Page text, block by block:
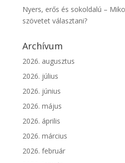
Nyers, erős és sokoldalú –
szövetet választani?
Archívum
2026. augusztus
2026. július
2026. június
2026. május
2026. április
2026. március
2026. február